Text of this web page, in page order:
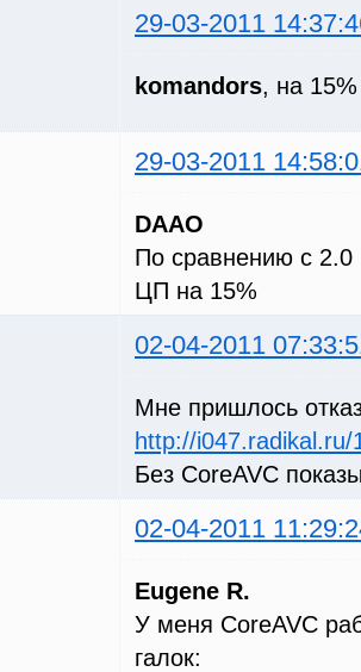
29-03-2011
komandors, на
29-03-2011
DAAO
По сравнению с 2.0
ЦП на 15%
02-04-2011
Мне пришлось
http://
Без CoreAVC
02-04-2011
Eugene R.
У меня CoreAVC
галок: